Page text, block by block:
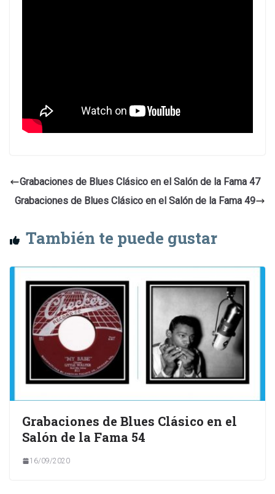
Grabaciones de Blues Clásico en el Salón de la Fama 47
Grabaciones de Blues Clásico en el Salón de la Fama 49
También te puede gustar
Grabaciones de Blues Clásico en el
Salón de la Fama 54
16/09/2020